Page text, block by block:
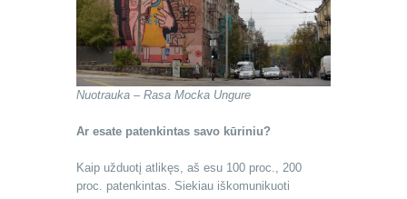
Nuotrauka – Rasa Mocka Ungure
Ar esate patenkintas savo kūriniu?
Kaip užduotį atlikęs, aš esu 100 proc., 200
proc. patenkintas. Siekiau iškomunikuoti